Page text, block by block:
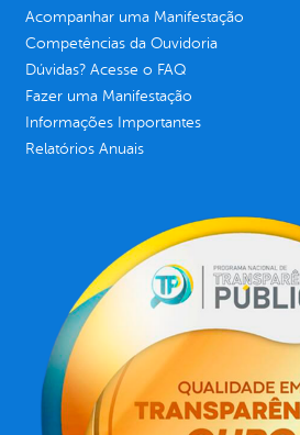
Acompanhar uma Manifestação
Competências da Ouvidoria
Dúvidas? Acesse o FAQ
Fazer uma Manifestação
Informações Importantes
Relatórios Anuais